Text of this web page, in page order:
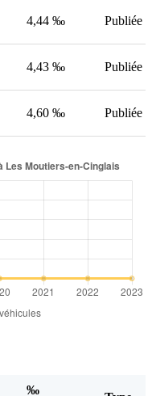
4,44 ‰ Publiée
4,43 ‰ Publiée
4,60 ‰ Publiée
‰